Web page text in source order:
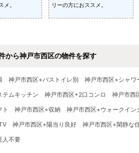
メ。
リーの方におススメ。
から神戸市西区の物件を探す
神戸市西区+バストイレ別 神戸市西区+シャワ
テムキッチン
神戸市西区+2口コンロ 神戸市西
神戸市西区+収納 神戸市西区+ウォークイン
神戸市西区+陽当り良好 神戸市西区+閑静な
人不要